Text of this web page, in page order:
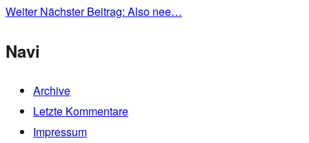
Weiter Nächster Beitrag: Also nee…
Navi
Archive
Letzte Kommentare
Impressum